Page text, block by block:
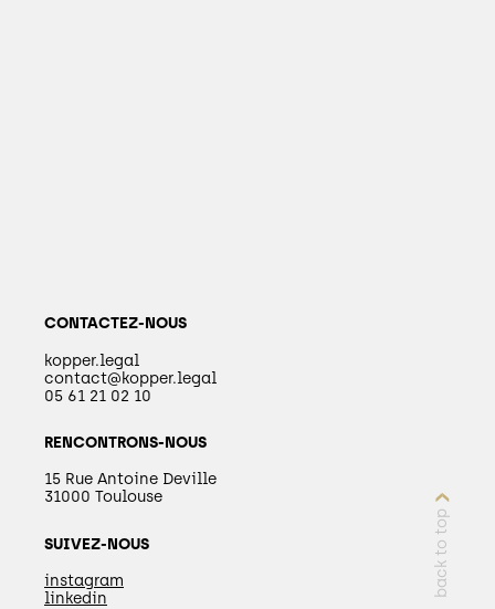
CONTACTEZ-NOUS
kopper.legal
contact@kopper.legal
05 61 21 02 10
RENCONTRONS-NOUS
15 Rue Antoine Deville
31000 Toulouse
SUIVEZ-NOUS
instagram
linkedin
back to top